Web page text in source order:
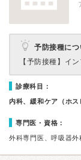
予防接種につ
【予防接種】 イ
診療科目：
内科、緩和ケア（ホ
専門医・資格：
外科専門医、呼吸器外